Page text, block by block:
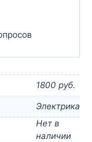
1800 руб.
Электрика
Нет в
наличии